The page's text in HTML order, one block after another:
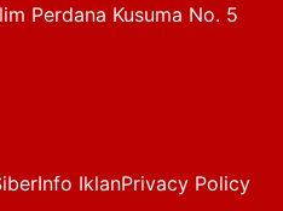
Perdana Kusuma No. 5
Info IklanPrivacy Policy